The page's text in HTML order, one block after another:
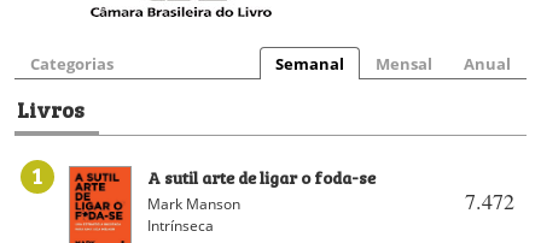
Categorias Semanal Mensal Anual
Livros
1
7.472
A sutil arte de ligar o foda-se
Mark Manson
Intrínseca